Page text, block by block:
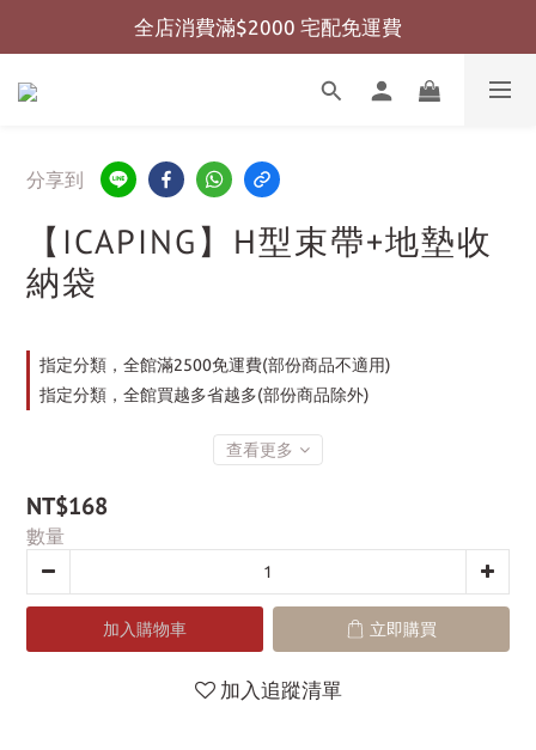
全店消費滿$999 超商免運費
全店消費滿$2000 宅配免運費
全店消費滿$999 超商免運費
分享到
【ICAPING】H型束帶+地墊收
納袋
指定分類，全館滿2500免運費(部份商品不適用)
指定分類，全館買越多省越多(部份商品除外)
查看更多
NT$168
數量
加入購物車 立即購買
加入追蹤清單